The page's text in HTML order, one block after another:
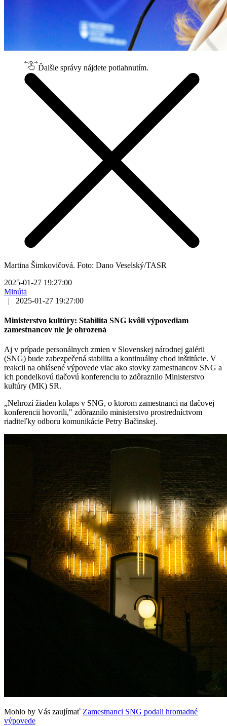
Ďalšie správy nájdete potiahnutím.
Martina Šimkovičová. Foto: Dano Veselský/TASR
2025-01-27 19:27:00
Minúta
|
2025-01-27 19:27:00
Ministerstvo kultúry: Stabilita SNG kvôli výpovediam
zamestnancov nie je ohrozená
Aj v prípade personálnych zmien v Slovenskej národnej galérii
(SNG) bude zabezpečená stabilita a kontinuálny chod inštitúcie. V
reakcii na ohlásené výpovede viac ako stovky zamestnancov SNG a
ich pondelkovú tlačovú konferenciu to zdôraznilo Ministerstvo
kultúry (MK) SR.
„Nehrozí žiaden kolaps v SNG, o ktorom zamestnanci na tlačovej
konferencii hovorili," zdôraznilo ministerstvo prostredníctvom
riaditeľky odboru komunikácie Petry Bačinskej.
Mohlo by Vás zaujímať Zamestnanci SNG podali hromadné
výpovede